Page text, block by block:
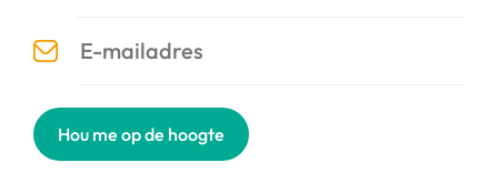
Hou me op de hoogte